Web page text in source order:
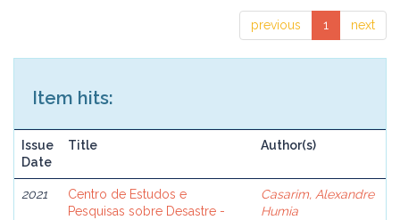
previous 1 next
Item hits:
Issue
Date
Title Author(s)
2021
Centro de Estudos e
Pesquisas sobre Desastre -
Casarim, Alexandre
Humia